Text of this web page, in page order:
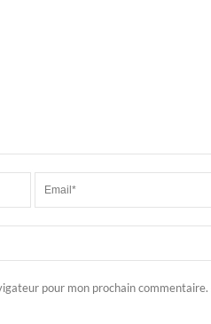
pour mon prochain commentaire.